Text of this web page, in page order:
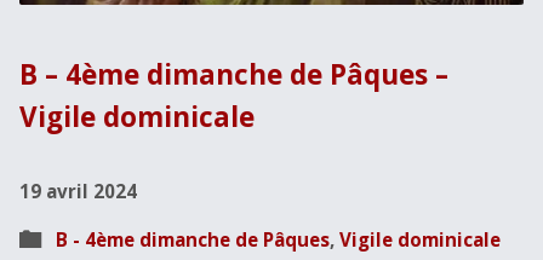
B – 4ème dimanche de Pâques –
Vigile dominicale
19 avril 2024
B - 4ème dimanche de Pâques, Vigile dominicale